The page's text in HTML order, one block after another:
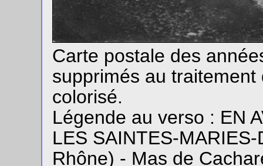
Carte postale des
supprimés au
colorisé.
Légende au verso : EN
LES SAINTES-
Rhône) - Mas de